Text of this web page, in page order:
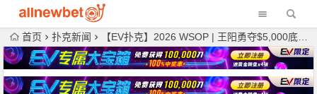
首页 扑克新闻 【EV扑克】2026 WSOP | 王阳勇夺$5,000底池限额奥马哈冠军，拿下首条金手链